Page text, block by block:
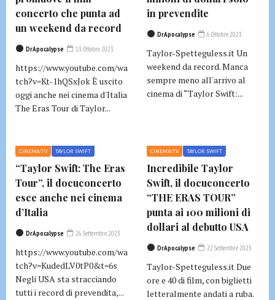
concerto che punta ad
un weekend da record
DrApocalypse 13 Ottobre 2023
https://www.youtube.com/wa
tch?v=Kt-1hQSxJok È uscito
oggi anche nei cinema d'Italia
The Eras Tour di Taylor...
in prevendite
DrApocalypse 6 Ottobre 2023
Taylor-Spetteguless.it Un
weekend da record. Manca
sempre meno all'arrivo al
cinema di “Taylor Swift:...
CINEMA/TV TAYLOR SWIFT
“Taylor Swift: The Eras
Tour”, il docuconcerto
esce anche nei cinema
d’Italia
DrApocalypse 26 Settembre 2023
https://www.youtube.com/wa
tch?v=KudedLV0tP0&t=6s
Negli USA sta stracciando
tutti i record di prevendita,...
CINEMA/TV TAYLOR SWIFT
Incredibile Taylor
Swift, il docuconcerto
“THE ERAS TOUR”
punta ai 100 milioni di
dollari al debutto USA
DrApocalypse 22 Settembre 2023
Taylor-Spetteguless.it Due
ore e 40 di film, con biglietti
letteralmente andati a ruba.